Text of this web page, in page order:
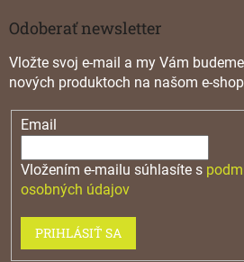
Odoberať newsletter
Vložte svoj e-mail a my Vám
nových produktoch na našom e-
Email
Vložením e-mailu súhlasíte s
osobných údajov
PRIHLÁSIŤ SA